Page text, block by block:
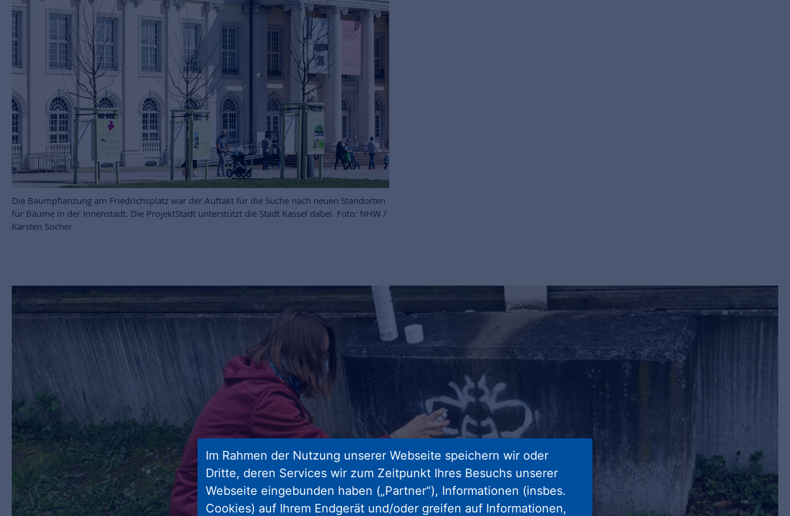
Die Baumpflanzung am Friedrichsplatz war der Auftakt für die Suche nach neuen Standorten
für Bäume in der Innenstadt. Die ProjektStadt unterstützt die Stadt Kassel dabei. Foto: NHW /
Karsten Socher
Im Rahmen der Nutzung unserer Webseite speichern wir oder
Dritte, deren Services wir zum Zeitpunkt Ihres Besuchs unserer
Webseite eingebunden haben („Partner“), Informationen (insbes.
Cookies) auf Ihrem Endgerät und/oder greifen auf Informationen,